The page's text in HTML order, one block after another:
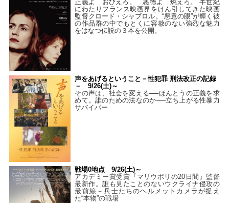
正義よ おびえろ。 悪徳よ 燃えろ。 半世紀
にわたりフランス映画界をけん引してきた映画
監督クロード・シャブロル。“悪意の眼”が輝く彼
の作品群の中でもとくに容赦のない強烈な魅力
をはなつ伝説の３本を公開。
声をあげるということ－性犯罪 刑法改正の記録
－ 9/26(土)～
その声は、社会を変える──ほんとうの正義を求
めて。誰のための法なのか──立ち上がる性暴力
サバイバー
戦場0地点 9/26(土)～
アカデミー賞受賞『マリウポリの20日間』監督
最新作。誰も見たことのないウクライナ侵攻の
最前線－兵士たちのヘルメットカメラが捉え
た“本物”の戦場